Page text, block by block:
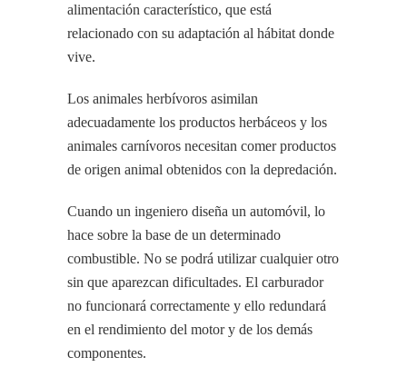
alimentación característico, que está
relacionado con su adaptación al hábitat donde
vive.
Los animales herbívoros asimilan
adecuadamente los productos herbáceos y los
animales carnívoros necesitan comer productos
de origen animal obtenidos con la depredación.
Cuando un ingeniero diseña un automóvil, lo
hace sobre la base de un determinado
combustible. No se podrá utilizar cualquier otro
sin que aparezcan dificultades. El carburador
no funcionará correctamente y ello redundará
en el rendimiento del motor y de los demás
componentes.